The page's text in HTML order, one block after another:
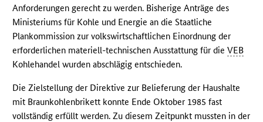
Anforderungen gerecht zu werden. Bisherige Anträge des
Ministeriums für Kohle und Energie an die Staatliche
Plankommission zur volkswirtschaftlichen Einordnung der
erforderlichen materiell-technischen Ausstattung für dieVEB
Kohlehandel wurden abschlägig entschieden.
Die Zielstellung der Direktive zur Belieferung der Haushalte
mit Braunkohlenbrikett konnte Ende Oktober 1985 fast
vollständig erfüllt werden. Zu diesem Zeitpunkt mussten in der